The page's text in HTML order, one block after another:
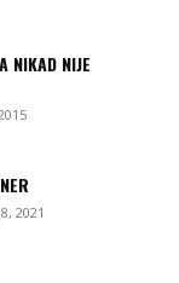
NIKAD NIJE
2021